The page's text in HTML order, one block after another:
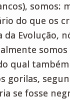
somos:
do que os
Evolução,
somos
qual
gorilas,
se fosse